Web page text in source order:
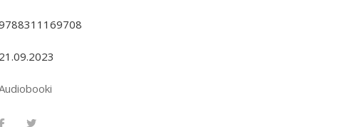
21.09.2023